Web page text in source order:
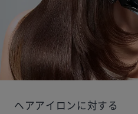
ヘアアイロンに対する